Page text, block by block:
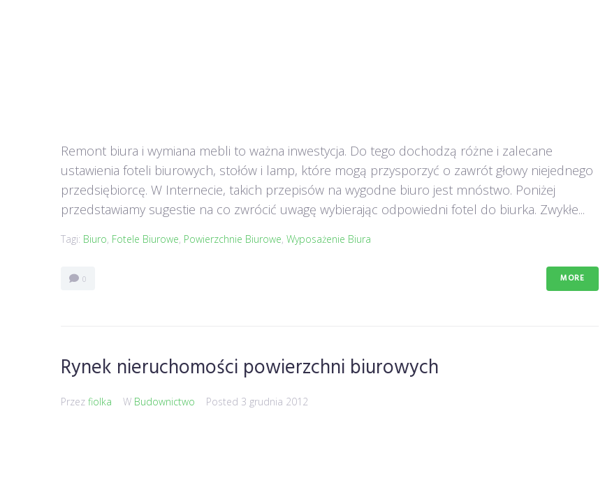
Remont biura i wymiana mebli to ważna inwestycja. Do tego dochodzą różne i zalecane
ustawienia foteli biurowych, stołów i lamp, które mogą przysporzyć o zawrót głowy niejednego
przedsiębiorcę. W Internecie, takich przepisów na wygodne biuro jest mnóstwo. Poniżej
przedstawiamy sugestie na co zwrócić uwagę wybierając odpowiedni fotel do biurka. Zwykłe...
Tagi: Biuro, Fotele Biurowe, Powierzchnie Biurowe, Wyposażenie Biura
0 MORE
Rynek nieruchomości powierzchni biurowych
Przez fiolka W Budownictwo Posted 3 grudnia 2012